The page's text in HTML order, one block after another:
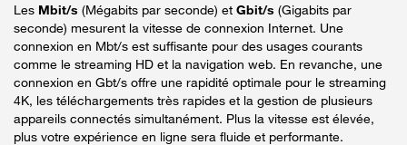
Les Mbit/s (Mégabits par seconde) et Gbit/s (Gigabits par
seconde) mesurent la vitesse de connexion Internet. Une
connexion en Mbt/s est suffisante pour des usages courants
comme le streaming HD et la navigation web. En revanche, une
connexion en Gbt/s offre une rapidité optimale pour le streaming
4K, les téléchargements très rapides et la gestion de plusieurs
appareils connectés simultanément. Plus la vitesse est élevée,
plus votre expérience en ligne sera fluide et performante.